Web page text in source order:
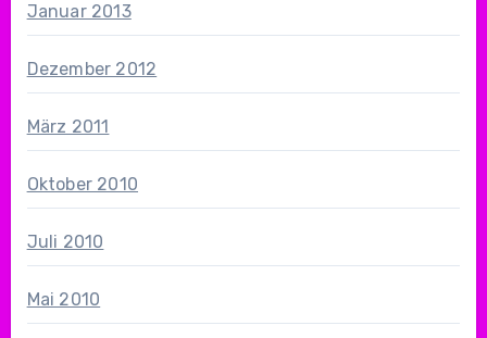
Januar 2013
Dezember 2012
März 2011
Oktober 2010
Juli 2010
Mai 2010